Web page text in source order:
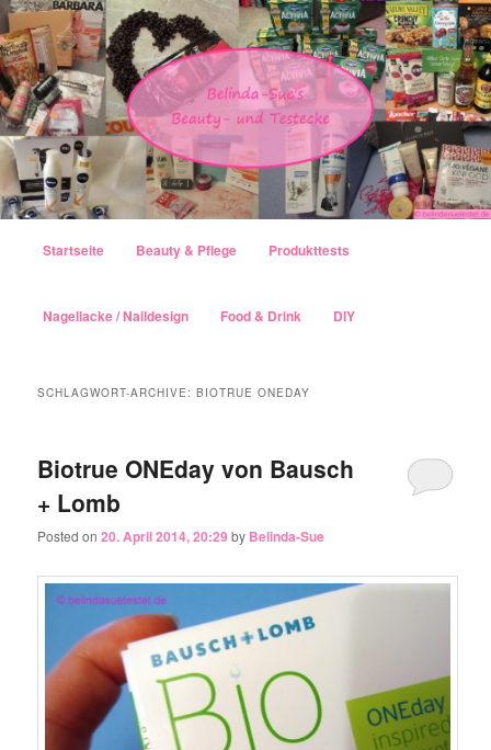
Zum Inhalt wechseln
Zum sekundären Inhalt wechseln
Startseite Beauty & Pflege Produkttests
Nagellacke / Naildesign Food & Drink DIY
SCHLAGWORT-ARCHIVE:BIOTRUE ONEDAY
Biotrue ONEday von Bausch
+ Lomb
Posted on20. April 2014, 20:29 by Belinda-Sue